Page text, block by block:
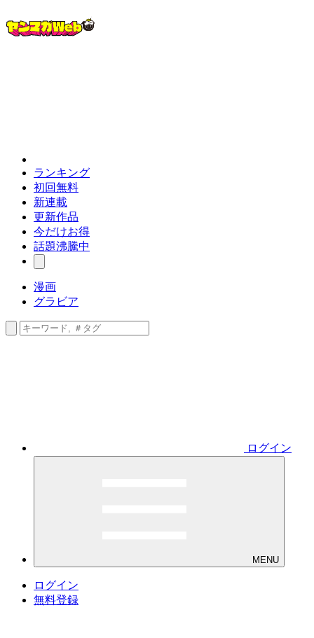
ランキング
初回無料
新連載
更新作品
今だけお得
話題沸騰中
漫画
グラビア
ログイン
MENU
ログイン
無料登録